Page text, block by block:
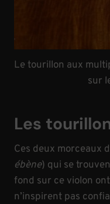
Le tourillon aux
sur
Les
Ces deux morceaux
ébène) qui se
fond sur ce violon
n’inspirent pas